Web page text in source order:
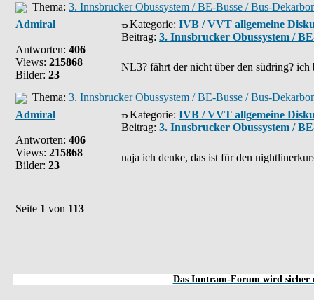
Thema: 3. Innsbrucker Obussystem / BE-Busse / Bus-
Admiral
Antworten: 406
Views: 215868
Bilder: 23
Kategorie: IVB / VVT allgemeine
Beitrag: 3. Innsbrucker Obussystem /
NL3? fährt der nicht über den südring?
Thema: 3. Innsbrucker Obussystem / BE-Busse / Bus-
Admiral
Antworten: 406
Views: 215868
Bilder: 23
Kategorie: IVB / VVT allgemeine
Beitrag: 3. Innsbrucker Obussystem /
naja ich denke, das ist für den
Seite 1 von 113
Das Inntram-Forum wird sicher